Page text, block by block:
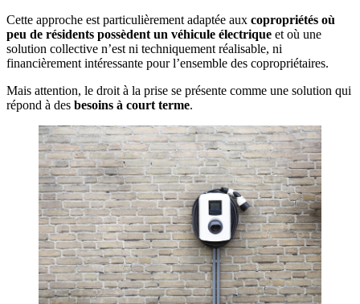
Cette approche est particulièrement adaptée aux copropriétés où
peu de résidents possèdent un véhicule électrique et où une
solution collective n’est ni techniquement réalisable, ni
financièrement intéressante pour l’ensemble des copropriétaires.
Mais attention, le droit à la prise se présente comme une solution qui
répond à des besoins à court terme.